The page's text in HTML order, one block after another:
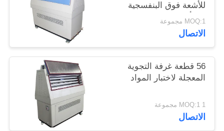
للأشعة فوق البنفسجية
في أحبار الطلاء
MOQ:1 مجموعة
الاتصال
56 قطعة غرفة التجوية
المعجلة لاختبار المواد
1 MOQ:1 مجموعة
الاتصال